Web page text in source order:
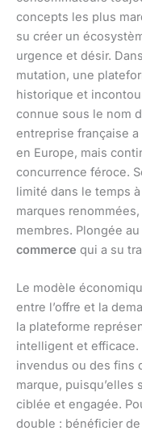
concepts les plus
su créer un
urgence et désir.
mutation, une
historique et
connue sous le nom
entreprise française
en Europe, mais
concurrence féroce.
limité dans le temps
marques
membres. Plongée
commerce qui a su
Le modèle
entre l’offre et la
la plateforme
intelligent et efficace.
invendus ou des fins
marque, puisqu’elles
ciblée et engagée.
double : bénéficier de